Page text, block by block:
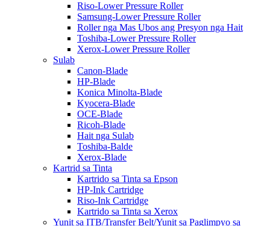
Riso-Lower Pressure Roller
Samsung-Lower Pressure Roller
Roller nga Mas Ubos ang Presyon nga Hait
Toshiba-Lower Pressure Roller
Xerox-Lower Pressure Roller
Sulab
Canon-Blade
HP-Blade
Konica Minolta-Blade
Kyocera-Blade
OCE-Blade
Ricoh-Blade
Hait nga Sulab
Toshiba-Balde
Xerox-Blade
Kartrid sa Tinta
Kartrido sa Tinta sa Epson
HP-Ink Cartridge
Riso-Ink Cartridge
Kartrido sa Tinta sa Xerox
Yunit sa ITB/Transfer Belt/Yunit sa Paglimpyo sa